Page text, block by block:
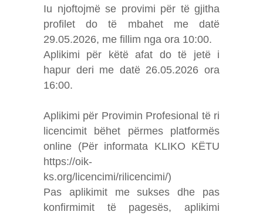
Iu njoftojmë se provimi për të gjitha
profilet do të mbahet me datë
29.05.2026, me fillim nga ora 10:00.
Aplikimi për këtë afat do të jetë i
hapur deri me datë 26.05.2026 ora
16:00.
Aplikimi për Provimin Profesional të ri
licencimit bëhet përmes platformës
online (Për informata KLIKO KËTU
https://oik-
ks.org/licencimi/rilicencimi/)
Pas aplikimit me sukses dhe pas
konfirmimit të pagesës, aplikimi